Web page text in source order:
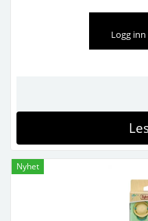
Logg
Nyhet